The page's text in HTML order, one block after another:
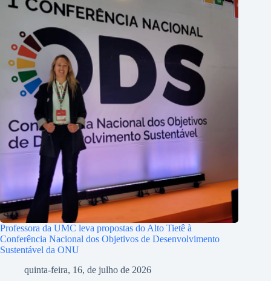
Professora da UMC leva propostas do Alto Tietê à
Conferência Nacional dos Objetivos de Desenvolvimento
Sustentável da ONU
quinta-feira, 16, de julho de 2026